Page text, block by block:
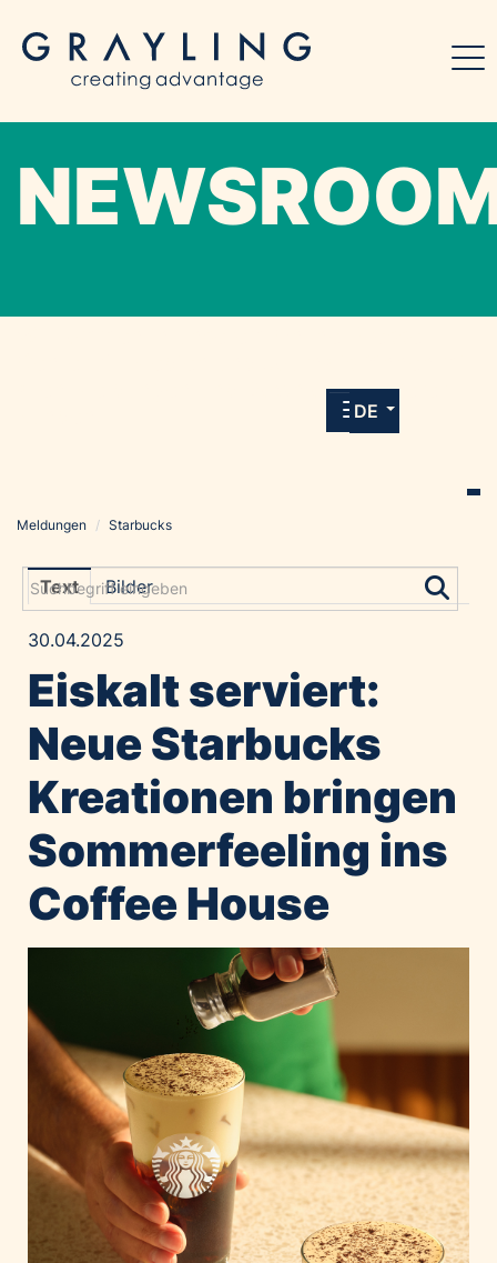
allen Meldungen und Downloads unserer
DE
Grayling Agentur
Alawyer
Amadeus Austrian Music Awards
Constantia Flexibles
Costa Kreuzfahrten
Emirates
Expo 2025 Osaka
Huawei Consumer Business Group
JP Immobilien
Kroatische Zentrale für Tourismus
List Holding Gruppe
Marble House
Meldungen / Starbucks
Text Bilder
30.04.2025
Eiskalt serviert:
Neue Starbucks
Kreationen bringen
Sommerfeeling ins
Coffee House